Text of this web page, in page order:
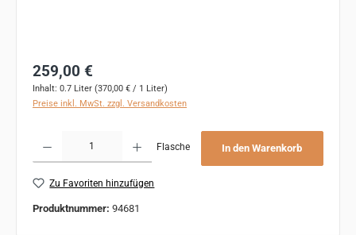
Regulärer Preis:
259,00 €
Inhalt: 0.7 Liter (370,00 € / 1 Liter)
Preise inkl. MwSt. zzgl. Versandkosten
Flasche In den Warenkorb
Zu Favoriten hinzufügen
Produktnummer: 94681